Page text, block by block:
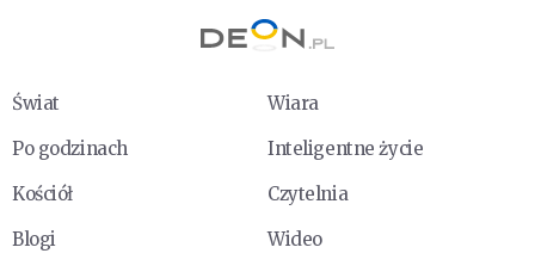
Świat
Wiara
Po godzinach
Inteligentne życie
Kościół
Czytelnia
Blogi
Wideo